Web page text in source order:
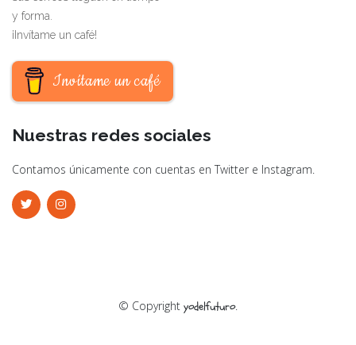
y forma.
¡Invítame un café!
Invítame un café
Nuestras redes sociales
Contamos únicamente con cuentas en Twitter e Instagram.
© Copyright yodelfuturo.